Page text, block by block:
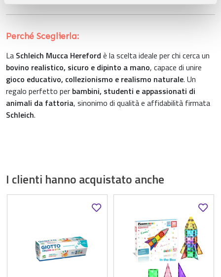
pubblicità e social media, i quali potrebbero combinarle
con altre informazioni che ha fornito loro o che hanno
Perché Sceglierla:
La Schleich Mucca Hereford è la scelta ideale per chi cerca un
bovino realistico, sicuro e dipinto a mano, capace di unire
gioco educativo, collezionismo e realismo naturale. Un
regalo perfetto per bambini, studenti e appassionati di
animali da fattoria, sinonimo di qualità e affidabilità firmata
Schleich.
I clienti hanno acquistato anche